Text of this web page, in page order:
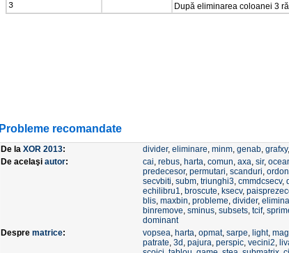
3
După eliminarea coloanei 3
Probleme recomandate
De la XOR 2013: divider, eliminare, minm, genab, grafxy,
De acelaşi autor: cai, rebus, harta, comun, axa, sir,
predecesor, permutari, scanduri,
secvbiti, subm, triunghi3, cmmdcsecv,
echilibru1, broscute, ksecv,
blis, maxbin, probleme, divider,
binremove, sminus, subsets, tcif,
dominant
Despre matrice: vopsea, harta, opmat, sarpe, light,
patrate, 3d , pajura, perspic, vecini2,